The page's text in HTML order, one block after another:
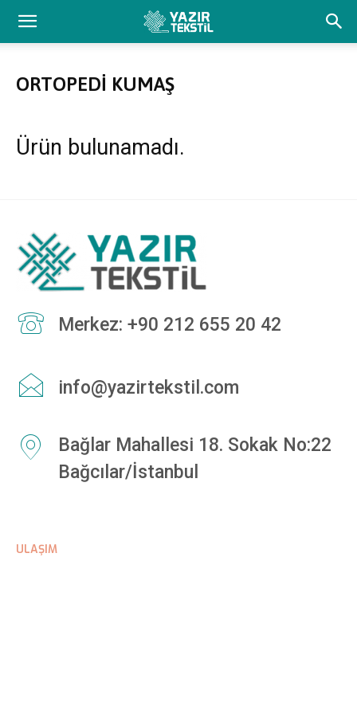
ORTOPEDI KUMAŞ
Ürün bulunamadı.
Merkez: +90 212 655 20 42
info@yazirtekstil.com
Bağlar Mahallesi 18. Sokak No:22
Bağcılar/İstanbul
ULAŞIM